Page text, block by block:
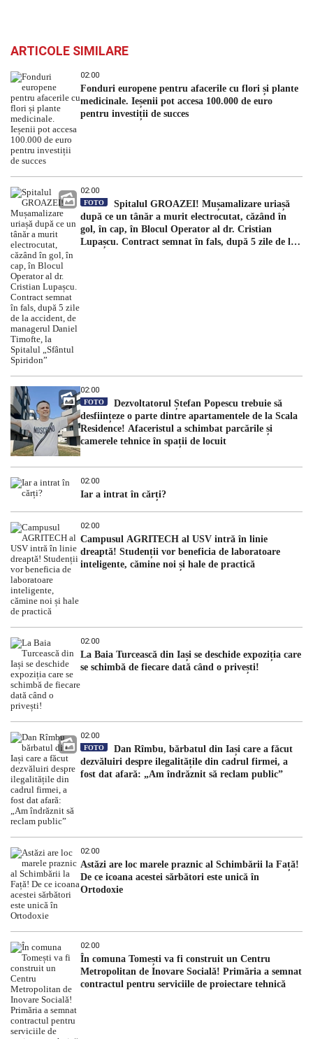
ARTICOLE SIMILARE
02:00
Fonduri europene pentru afacerile cu flori și plante
medicinale. Ieșenii pot accesa 100.000 de euro
pentru investiții de succes
02:00
FOTO
Spitalul GROAZEI! Mușamalizare uriașă
după ce un tânăr a murit electrocutat, căzând în
gol, în cap, în Blocul Operator al dr. Cristian
Lupașcu. Contract semnat în fals, după 5 zile de la
02:00
FOTO
Dezvoltatorul Ștefan Popescu trebuie să
desființeze o parte dintre apartamentele de la Scala
Residence! Afaceristul a schimbat parcările și
camerele tehnice în spații de locuit
02:00
Iar a intrat în cărți?
02:00
Campusul AGRITECH al USV intră în linie
dreaptă! Studenții vor beneficia de laboratoare
inteligente, cămine noi și hale de practică
02:00
La Baia Turcească din Iași se deschide expoziția care
se schimbă de fiecare dată când o privești!
02:00
FOTO
Dan Rîmbu, bărbatul din Iași care a făcut
dezvăluiri despre ilegalitățile din cadrul firmei, a
fost dat afară: „Am îndrăznit să reclam public”
02:00
Astăzi are loc marele praznic al Schimbării la Față!
De ce icoana acestei sărbători este unică în
Ortodoxie
02:00
În comuna Tomești va fi construit un Centru
Metropolitan de Inovare Socială! Primăria a semnat
contractul pentru serviciile de proiectare tehnică